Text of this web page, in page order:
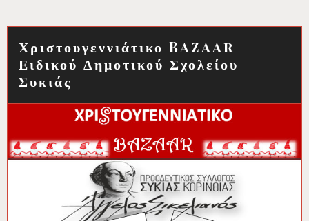
Χριστουγεννιάτικο Bazaar
Ειδικού Δημοτικού Σχολείου
Συκιάς